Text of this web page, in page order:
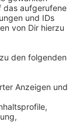
Teil der
spenden,
die von
gerne mit
sich
Status.